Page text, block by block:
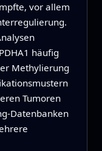
vor allem
häufig
Methylierung
Tumoren